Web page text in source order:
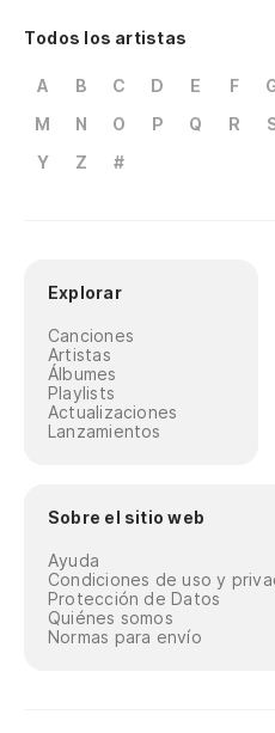
Todos los artistas
A B C D E F
M
N O P Q R
Y
Z #
Explorar
Canciones
Artistas
Álbumes
Playlists
Actualizaciones
Lanzamientos
Sobre el sitio web
Ayuda
Condiciones de uso y
Protección de Datos
Quiénes somos
Normas para envío